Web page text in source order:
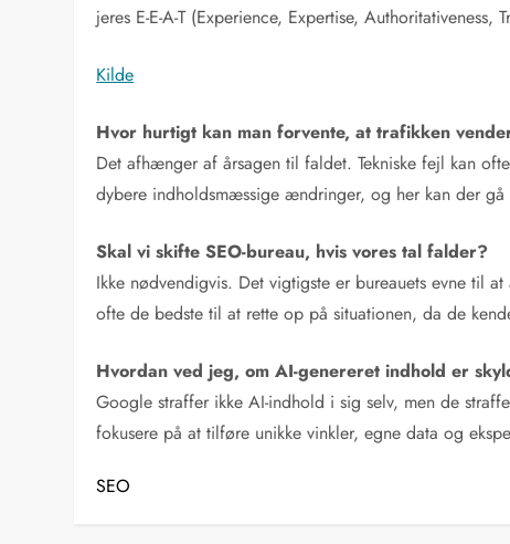
jeres E-E-A-T (Experience, Expertise,
Kilde
Hvor hurtigt kan man forvente, at trafikken
Det afhænger af årsagen til faldet. Tekniske fejl kan
dybere indholdsmæssige ændringer, og her kan der
Skal vi skifte SEO-bureau, hvis vores tal falder?
Ikke nødvendigvis. Det vigtigste er bureauets evne til
ofte de bedste til at rette op på situationen, da de
Hvordan ved jeg, om AI-genereret indhold er
Google straffer ikke AI-indhold i sig selv, men de
fokusere på at tilføre unikke vinkler, egne data og
SEO